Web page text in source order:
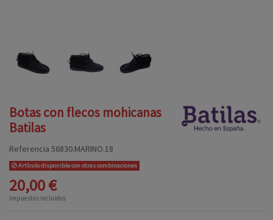
Botas con flecos mohicanas
Batilas
Referencia 56830.MARINO.18
Artículo disponible con otras combinaciones
20,00 €
Impuestos incluidos